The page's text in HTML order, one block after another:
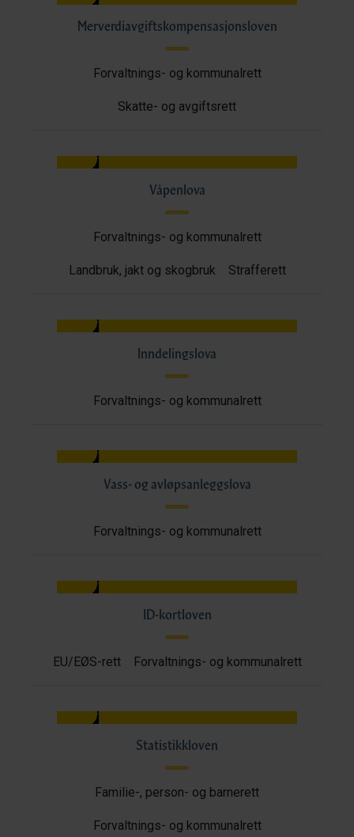
Merverdiavgiftskompensasjonsloven
Forvaltnings- og kommunalrett
Skatte- og avgiftsrett
Våpenlova
Forvaltnings- og kommunalrett
Landbruk, jakt og skogbruk Strafferett
Inndelingslova
Forvaltnings- og kommunalrett
Vass- og avløpsanleggslova
Forvaltnings- og kommunalrett
ID-kortloven
EU/EØS-rett Forvaltnings- og kommunalrett
Statistikkloven
Familie-, person- og barnerett
Forvaltnings- og kommunalrett